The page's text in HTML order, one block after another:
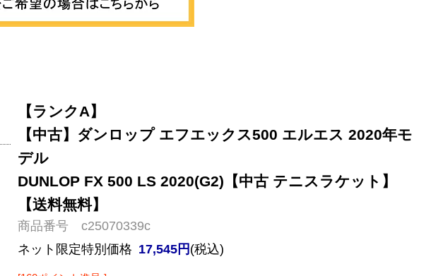
【ランクA】
【中古】ダンロップ エフエックス500 エルエス 2020年モ
デル
DUNLOP FX 500 LS 2020(G2)【中古 テニスラケット】
【送料無料】
商品番号 c25070339c
ネット限定特別価格 17,545円 (税込)